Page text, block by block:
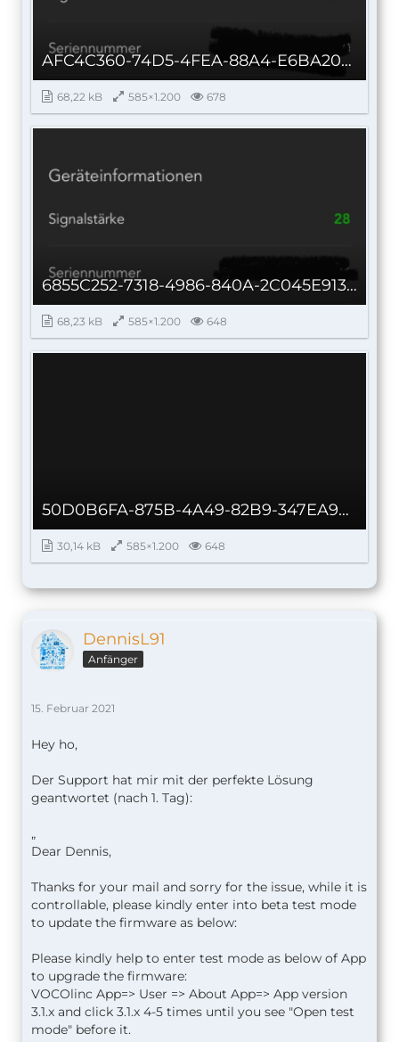
AFC4C360-74D5-4FEA-88A4-E6BA20CA37C7_autoscaled.jpg
68,22 kB 585×1.200 678
6855C252-7318-4986-840A-2C045E913CA0_autoscaled.jpg
68,23 kB 585×1.200 648
50D0B6FA-875B-4A49-82B9-347EA9513CF9_autoscaled.jpg
30,14 kB 585×1.200 648
DennisL91
Anfänger
15. Februar 2021
Hey ho,
Der Support hat mir mit der perfekte Lösung
geantwortet (nach 1. Tag):
„
Dear Dennis,
Thanks for your mail and sorry for the issue, while it is
controllable, please kindly enter into beta test mode
to update the firmware as below:
Please kindly help to enter test mode as below of App
to upgrade the firmware:
VOCOlinc App=> User => About App=> App version
3.1.x and click 3.1.x 4-5 times until you see "Open test
mode" before it.